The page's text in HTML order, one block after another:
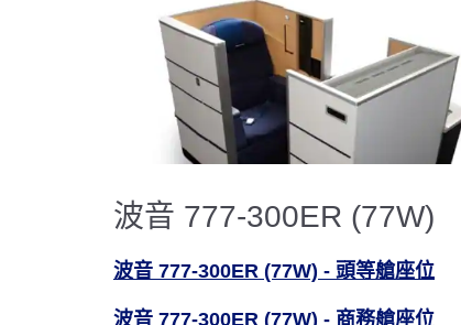
波音 777-300ER (77W)
波音 777-300ER (77W) - 頭等艙座位
波音 777-300ER (77W) - 商務艙座位